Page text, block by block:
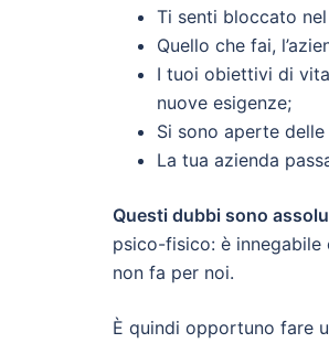
Ti senti bloccato
Quello che fai,
I tuoi obiettivi di
nuove esigenze;
Si sono aperte
La tua azienda
Questi dubbi sono
psico-fisico: è
non fa per noi.
È quindi opportuno fare